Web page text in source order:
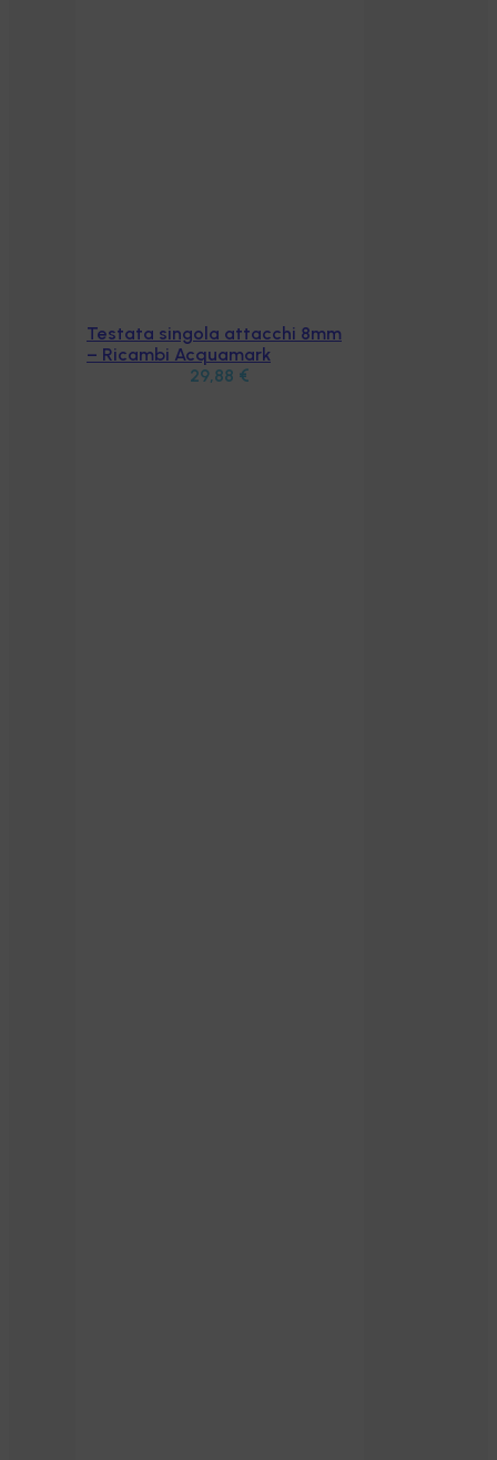
Aggiungi al carrello
Testata singola attacchi 8mm
– Ricambi Acquamark
29,88 €